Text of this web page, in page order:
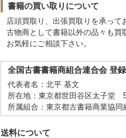
書籍の買い取りについて
店頭買取り、出張買取りを承っ
古物商として書籍以外の品々も買
お気軽にご相談下さい。
全国古書書籍商組合連合会 登
代表者名：北平 基文
所在地：東京都世田谷区太子堂
所属組合：東京都古書籍商業協同
送料について